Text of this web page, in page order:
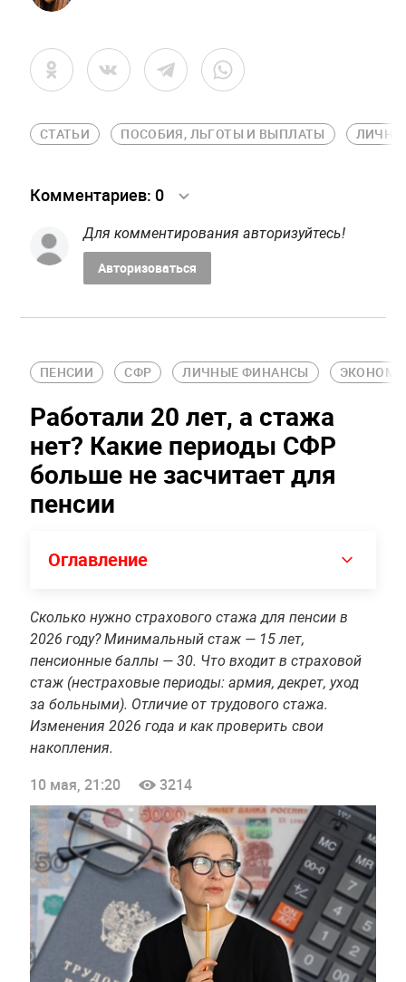
СТАТЬИ ПОСОБИЯ, ЛЬГОТЫ И ВЫПЛАТЫ
Комментариев: 0
Для комментирования авторизуйтесь!
Авторизоваться
ПЕНСИИ СФР ЛИЧНЫЕ ФИНАНСЫ
Работали 20 лет, а стажа
нет? Какие периоды СФР
больше не засчитает для
пенсии
Оглавление
Сколько нужно страхового стажа для пенсии в
2026 году? Минимальный стаж — 15 лет,
пенсионные баллы — 30. Что входит в страховой
стаж (нестраховые периоды: армия, декрет, уход
за больными). Отличие от трудового стажа.
Изменения 2026 года и как проверить свои
накопления.
10 мая, 21:20 3214